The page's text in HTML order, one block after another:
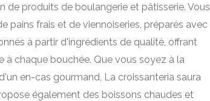
de produits de boulangerie et pâtisserie. Vous
pains frais et de viennoiseries, préparés avec
à partir d'ingrédients de qualité, offrant
à chaque bouchée. Que vous soyez à la
en-cas gourmand, La croissanteria saura
également des boissons chaudes et